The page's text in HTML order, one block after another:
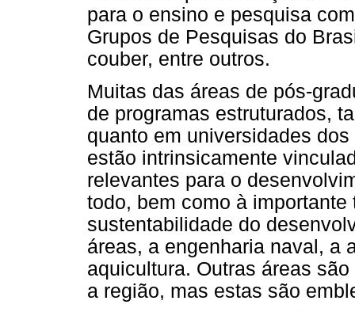
para o ensino e pesquisa
Grupos de Pesquisas do
couber, entre outros.
Muitas das áreas de pós-
de programas estruturados,
quanto em universidades
estão intrinsicamente
relevantes para o
todo, bem como à
sustentabilidade do
áreas, a engenharia naval, a
aquicultura. Outras áreas
a região, mas estas são